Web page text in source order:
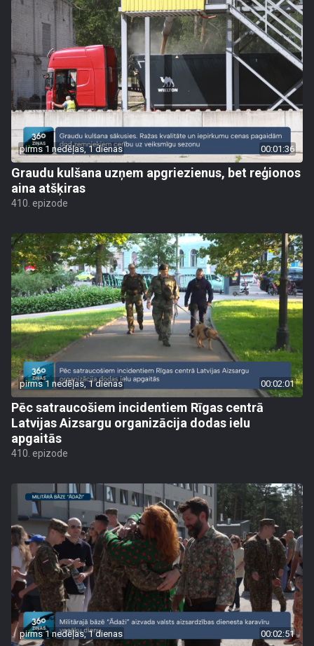
pirms 1 nedēļas, 1 dienas 00:01:36
Graudu kulšana uzņem apgriezienus, bet reģionos
aina atšķiras
410. epizode
pirms 1 nedēļas, 1 dienas 00:02:01
Pēc satraucošiem incidentiem Rīgas centrā
Latvijas Aizsargu organizācija dodas ielu
apgaitās
410. epizode
pirms 1 nedēļas, 1 dienas 00:02:51